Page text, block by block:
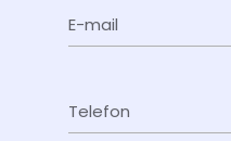
E-mail
Telefon